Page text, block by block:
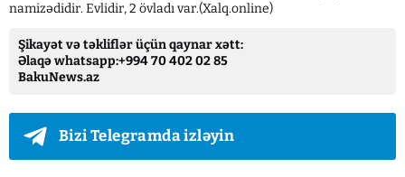
namizədidir. Evlidir, 2 övladı var.(Xalq.online)
Şikayət və təkliflər üçün qaynar xətt:
Əlaqə whatsapp:+994 70 402 02 85
BakuNews.az
Bizi Telegramda izləyin